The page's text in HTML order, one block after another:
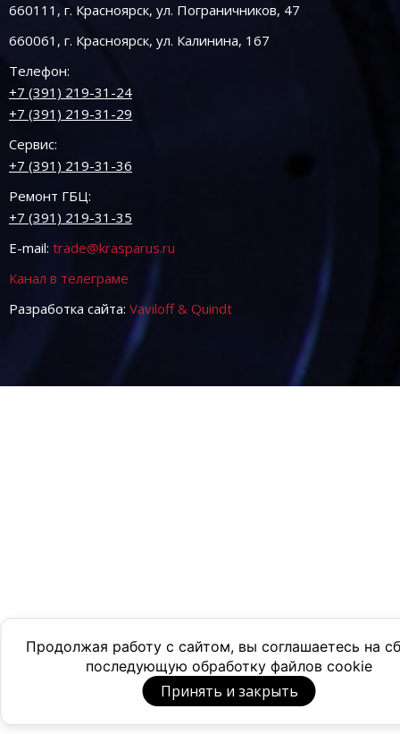
Продолжая работу с сайтом, вы соглашаетесь на
последующую обработку файлов cookie
Принять и закрыть
660111, г. Красноярск, ул. Пограничников, 47
660061, г. Красноярск, ул. Калинина, 167
Телефон:
+7 (391) 219-31-24
+7 (391) 219-31-29
Сервис:
+7 (391) 219-31-36
Ремонт ГБЦ:
+7 (391) 219-31-35
E-mail: trade@krasparus.ru
Канал в телеграме
Разработка сайта: Vaviloff & Quindt